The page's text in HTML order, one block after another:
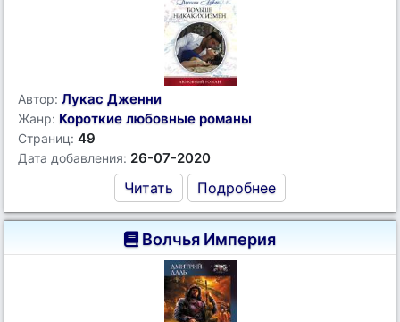
Автор: Лукас Дженни
Жанр: Короткие любовные романы
Страниц: 49
Дата добавления: 26-07-2020
Читать Подробнее
Волчья Империя